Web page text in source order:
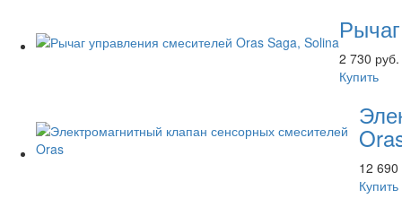
2 730 руб.
Купить
12 690
Купить